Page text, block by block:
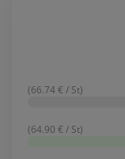
(66.74 € / St)
(64.90 € / St)